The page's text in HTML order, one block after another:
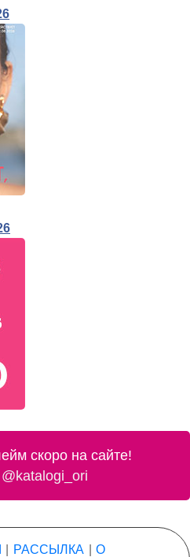
скоро на сайте!
@katalogi_ori
РАССЫЛКА
О